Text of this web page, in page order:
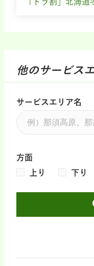
「ドラ割」北海道
他のサービス
サービスエリア名
方面
上り
下り